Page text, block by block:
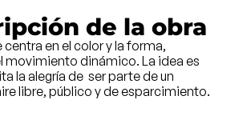
de la obra
centra en el color y la forma,
movimiento dinámico. La idea es
la alegría de ser parte de un
libre, público y de esparcimiento.